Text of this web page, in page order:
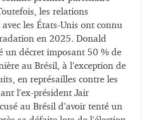
les relations
les États-Unis ont connu
en 2025. Donald
un décret imposant 50 % de
au Brésil, à l’exception de
en représailles contre les
l’ex-président Jair
au Brésil d’avoir tenté un